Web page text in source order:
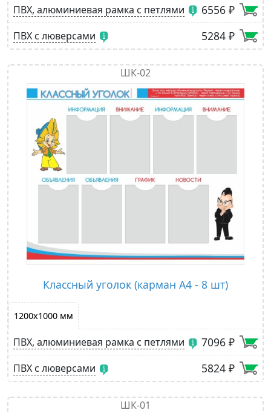
ПВХ, алюминиевая рамка с петлями 6556 ₽
ПВХ с люверсами 5284 ₽
ШК-02
Классный уголок (карман A4 - 8 шт)
1200х1000 мм
ПВХ, алюминиевая рамка с петлями 7096 ₽
ПВХ с люверсами 5824 ₽
ШК-01